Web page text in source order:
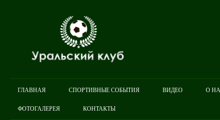
ГЛАВНАЯ СПОРТИВНЫЕ СОБЫТИЯ ВИДЕО О
ФОТОГАЛЕРЕЯ КОНТАКТЫ